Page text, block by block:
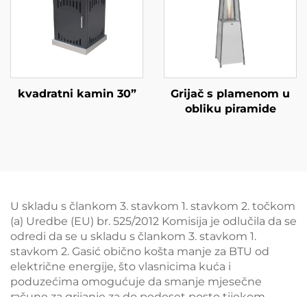
kvadratni kamin 30”
Grijač s plamenom u
obliku piramide
U skladu s člankom 3. stavkom 1. stavkom 2. točkom
(a) Uredbe (EU) br. 525/2012 Komisija je odlučila da se
odredi da se u skladu s člankom 3. stavkom 1.
stavkom 2. Gasić obično košta manje za BTU od
električne energije, što vlasnicima kuća i
poduzećima omogućuje da smanje mjesečne